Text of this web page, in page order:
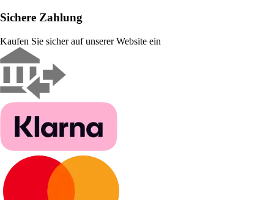
Sichere Zahlung
Kaufen Sie sicher auf unserer Website ein